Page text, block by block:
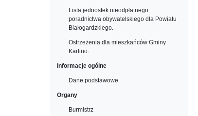
Lista jednostek nieodpłatnego
poradnictwa obywatelskiego dla Powiatu
Białogardzkiego.
Ostrzeżenia dla mieszkańców Gminy
Karlino.
Informacje ogólne
Dane podstawowe
Organy
Burmistrz